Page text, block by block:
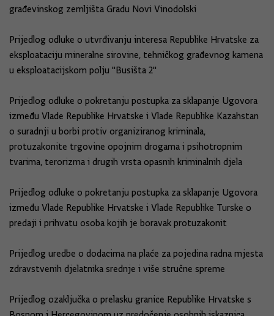
građevinskog zemljišta Gradu Novi Vinodolski
Prijedlog odluke o utvrđivanju interesa Republike Hrvatske za
eksploataciju mineralne sirovine, tehničkog građevnog kamena
u eksploatacijskom polju "Busišta 2"
Prijedlog odluke o pokretanju postupka za sklapanje Ugovora
između Vlade Republike Hrvatske i Vlade Republike Kazahstan
o suradnji u borbi protiv organiziranog kriminala,
protuzakonite trgovine opojnim drogama i psihotropnim
tvarima, terorizma i drugih vrsta opasnih kriminalnih djela
Prijedlog odluke o pokretanju postupka za sklapanje Ugovora
između Vlade Republike Hrvatske i Vlade Republike Turske o
predaji i prihvatu osoba kojih je boravak protuzakonit
Prijedlog uredbe o dodacima na plaće za pojedina radna mjesta
zdravstvenih djelatnika srednje i više stručne spreme
Prijedlog ozaključka o prelasku granice Republike Hrvatske s